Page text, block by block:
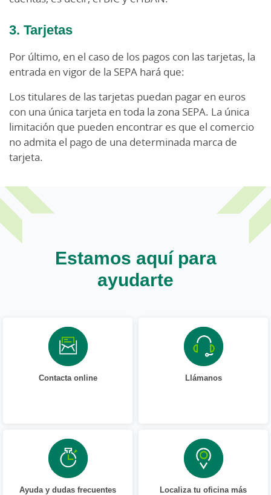
3. Tarjetas
Por último, en el caso de los pagos con las tarjetas, la
entrada en vigor de la SEPA hará que:
Los titulares de las tarjetas puedan pagar en euros
con una única tarjeta en toda la zona SEPA. La única
limitación que pueden encontrar es que el comercio
no admita el pago de una determinada marca de
tarjeta.
Estamos aquí para
ayudarte
Contacta online Llámanos
Ayuda y dudas frecuentes
Localiza tu oficina más